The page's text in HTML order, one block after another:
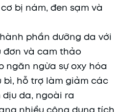
bị nám, đen sạm và
phần dưỡng da với
đơn và cam thảo
ngăn ngừa sự oxy hóa
hỗ trợ làm giảm các
da, ngoài ra